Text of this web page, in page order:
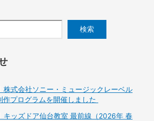
検索
株式会社ソニー・ミュージックレーベル
作プログラムを開催しました
キッズドア仙台教室 最前線（2026年 春